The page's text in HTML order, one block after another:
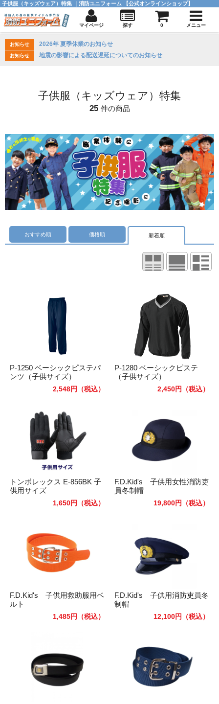
お知らせ 2026年 夏季休業のお知らせ
お知らせ 地震の影響による配送遅延についてのお知らせ
子供服（キッズウェア）特集
25 件の商品
おすすめ順 価格順 新着順
P-1250 ベーシックピステパ
ンツ（子供サイズ）
2,548円 （税込）
P-1280 ベーシックピステ
（子供サイズ）
2,450円 （税込）
トンボレックス E-856BK 子
供用サイズ
1,650円 （税込）
F.D.Kid's 子供用女性消防吏
員冬制帽
19,800円 （税込）
F.D.Kid's 子供用救助服用ベ
ルト
1,485円 （税込）
F.D.Kid's 子供用消防吏員冬
制帽
12,100円 （税込）
子供服（キッズウェア）特集 ｜消防ユニフォーム 【公式オンラインショップ】
マイページ 探す 0 メニュー